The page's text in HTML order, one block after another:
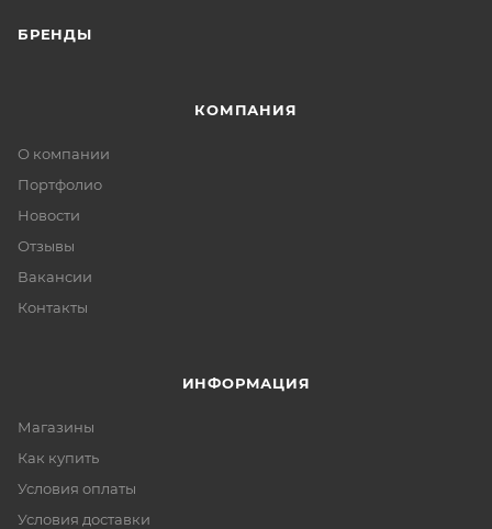
БРЕНДЫ
КОМПАНИЯ
О компании
Портфолио
Новости
Отзывы
Вакансии
Контакты
ИНФОРМАЦИЯ
Магазины
Как купить
Условия оплаты
Условия доставки